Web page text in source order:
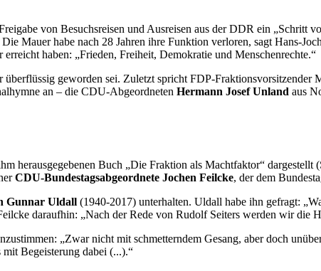
von Besuchsreisen und Ausreisen aus der DDR ein „Schritt
Mauer habe nach 28 Jahren ihre Funktion verloren, sagt Hans-
haben: „Frieden, Freiheit, Demokratie und Menschenrechte.“
geworden sei. Zuletzt spricht FDP-Fraktionsvorsitzender
an – die CDU-Abgeordneten Hermann Josef Unland aus
herausgegebenen Buch „Die Fraktion als Machtfaktor“ dargestellt
CDU-Bundestagsabgeordnete Jochen Feilcke, der dem
Gunnar Uldall (1940-2017) unterhalten. Uldall habe ihn gefragt:
daraufhin: „Nach der Rede von Rudolf Seiters werden wir die
„Zwar nicht mit schmetterndem Gesang, aber doch
Begeisterung dabei (...).“